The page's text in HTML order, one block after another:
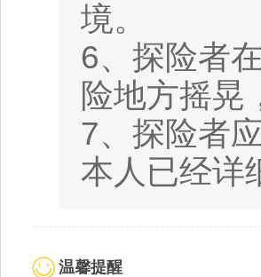
境。
6、探险者
险地方摇晃
7、探险者
本人已经详
温馨提醒